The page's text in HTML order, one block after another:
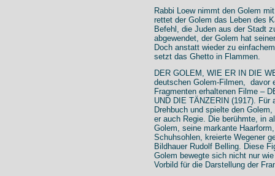
Rabbi Loew nimmt den Golem
rettet der Golem das Leben des
Befehl, die Juden aus der Stadt
abgewendet, der Golem hat
Doch anstatt wieder zu
setzt das Ghetto in Flammen.
DER GOLEM, WIE ER IN DIE
deutschen Golem-Filmen, davor
Fragmenten erhaltenen Filme –
UND DIE TÄNZERIN (1917).
Drehbuch und spielte den
er auch Regie. Die berühmte, in
Golem, seine markante
Schuhsohlen, kreierte Wegener
Bildhauer Rudolf Belling. Diese
Golem bewegte sich nicht nur
Vorbild für die Darstellung der